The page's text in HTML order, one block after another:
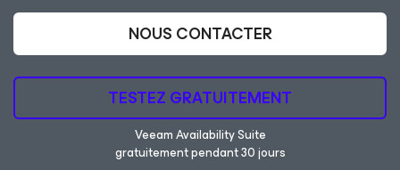
NOUS CONTACTER
TESTEZ GRATUITEMENT
Veeam Availability Suite
gratuitement pendant 30 jours